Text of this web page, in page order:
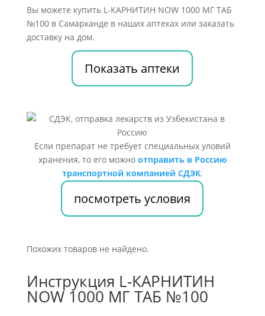
Вы можете купить L-КАРНИТИН NOW 1000 МГ ТАБ
№100 в Самарканде в наших аптеках или заказать
доставку на дом.
Показать аптеки
Если препарат не требует специальных уловий
хранения, то его можно отправить в Россию
транспортной компанией СДЭК.
посмотреть условия
Похожих товаров не найдено.
Инструкция L-КАРНИТИН
NOW 1000 МГ ТАБ №100